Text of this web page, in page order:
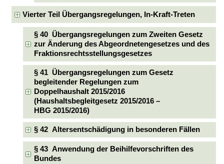
Vierter Teil Übergangsregelungen, In-Kraft-Treten
§ 40 Übergangsregelungen zum Zweiten Gesetz
zur Änderung des Abgeordnetengesetzes und des
Fraktionsrechtsstellungsgesetzes
§ 41 Übergangsregelungen zum Gesetz
begleitender Regelungen zum
Doppelhaushalt 2015/2016
(Haushaltsbegleitgesetz 2015/2016 –
HBG 2015/2016)
§ 42 Altersentschädigung in besonderen Fällen
§ 43 Anwendung der Beihilfevorschriften des
Bundes